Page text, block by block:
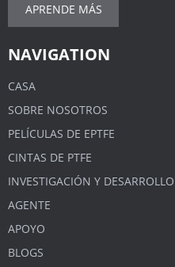
APRENDE MÁS
NAVIGATION
CASA
SOBRE NOSOTROS
PELÍCULAS DE EPTFE
CINTAS DE PTFE
INVESTIGACIÓN Y DESARROLLO
AGENTE
APOYO
BLOGS